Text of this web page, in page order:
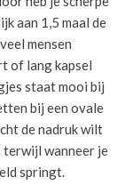
aan 1,5 maal de
mensen
of lang kapsel
staat mooi bij
bij een ovale
de nadruk wilt
terwijl wanneer je
springt.